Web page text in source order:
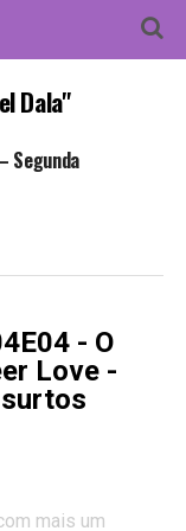
Dala"
Segunda
- O
Love -
mais um